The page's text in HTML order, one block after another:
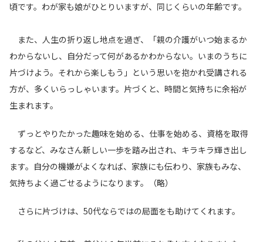
頃です。わが家も娘がひとりいますが、同じくらいの年齢です。
また、人生の折り返し地点を過ぎ、「親の介護がいつ始まるか
わからないし、自分だって何があるかわからない。いまのうちに
片づけよう。それから楽しもう」という思いを抱かれ受講される
方が、多くいらっしゃいます。片づくと、時間と気持ちに余裕が
生まれます。
ずっとやりたかった趣味を始める、仕事を始める、資格を取得
するなど、みなさん新しい一歩を踏み出され、キラキラ輝き出し
ます。自分の機嫌がよくなれば、家族にも伝わり、家族もみな、
気持ちよく過ごせるようになります。（略）
さらに片づけは、50代ならではの局面をも助けてくれます。